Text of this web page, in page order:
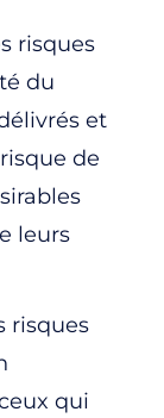
risques
du
et
de
leurs
risques
qui